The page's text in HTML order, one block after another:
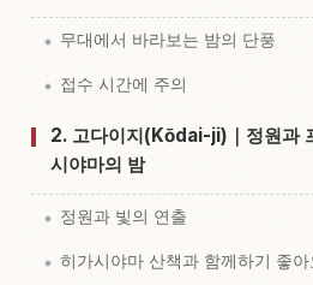
무대에서 바라보는 밤의 단풍
접수 시간에 주의
2. 고다이지(Kōdai-ji)｜정원과
시야마의 밤
정원과 빛의 연출
히가시야마 산책과 함께하기 좋아